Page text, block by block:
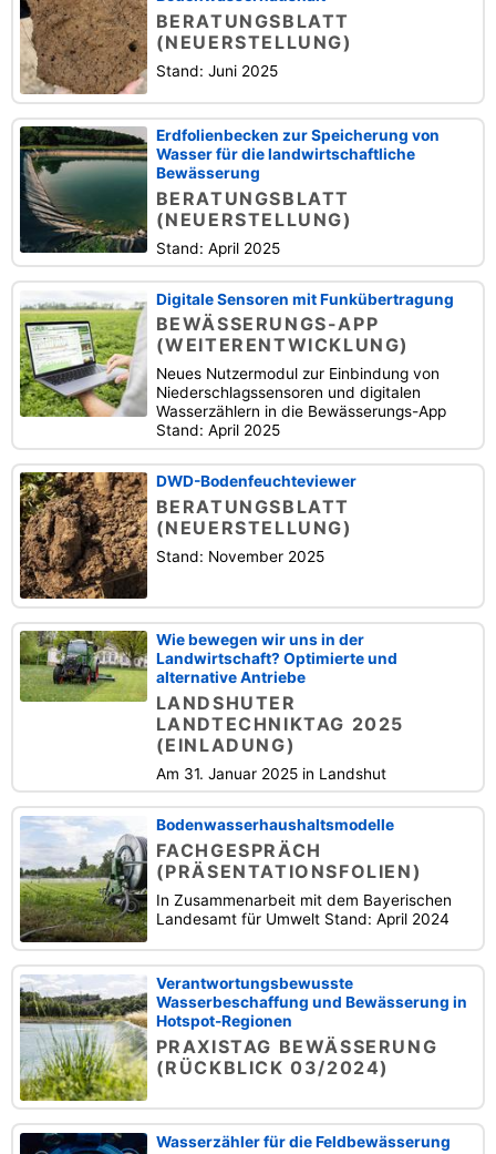
BERATUNGSBLATT
(NEUERSTELLUNG)
Stand: Juni 2025
Erdfolienbecken zur Speicherung von
Wasser für die landwirtschaftliche
Bewässerung
BERATUNGSBLATT
(NEUERSTELLUNG)
Stand: April 2025
Digitale Sensoren mit Funkübertragung
BEWÄSSERUNGS-APP
(WEITERENTWICKLUNG)
Neues Nutzermodul zur Einbindung von
Niederschlagssensoren und digitalen
Wasserzählern in die Bewässerungs-App
Stand: April 2025
DWD-Bodenfeuchteviewer
BERATUNGSBLATT
(NEUERSTELLUNG)
Stand: November 2025
Wie bewegen wir uns in der
Landwirtschaft? Optimierte und
alternative Antriebe
LANDSHUTER
LANDTECHNIKTAG 2025
(EINLADUNG)
Am 31. Januar 2025 in Landshut
Bodenwasserhaushaltsmodelle
FACHGESPRÄCH
(PRÄSENTATIONSFOLIEN)
In Zusammenarbeit mit dem Bayerischen
Landesamt für Umwelt Stand: April 2024
Verantwortungsbewusste
Wasserbeschaffung und Bewässerung in
Hotspot-Regionen
PRAXISTAG BEWÄSSERUNG
(RÜCKBLICK 03/2024)
Wasserzähler für die Feldbewässerung